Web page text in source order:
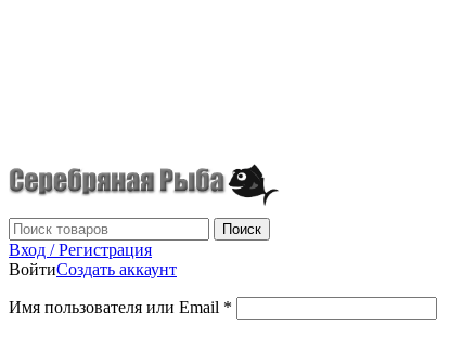
Поиск
Вход / Регистрация
ВойтиСоздать аккаунт
Имя пользователя или Email *